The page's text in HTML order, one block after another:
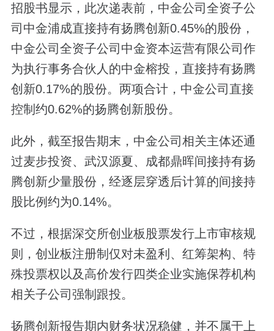
招股书显示，此次递表前，中金公司全资子公
司中金浦成直接持有扬腾创新0.45%的股份，
中金公司全资子公司中金资本运营有限公司作
为执行事务合伙人的中金榕投，直接持有扬腾
创新0.17%的股份。两项合计，中金公司直接
控制约0.62%的扬腾创新股份。
此外，截至报告期末，中金公司相关主体还通
过麦步投资、武汉源夏、成都鼎晖间接持有扬
腾创新少量股份，经逐层穿透后计算的间接持
股比例约为0.14%。
不过，根据深交所创业板股票发行上市审核规
则，创业板注册制仅对未盈利、红筹架构、特
殊投票权以及高价发行四类企业实施保荐机构
相关子公司强制跟投。
扬腾创新报告期内财务状况稳健，并不属于上